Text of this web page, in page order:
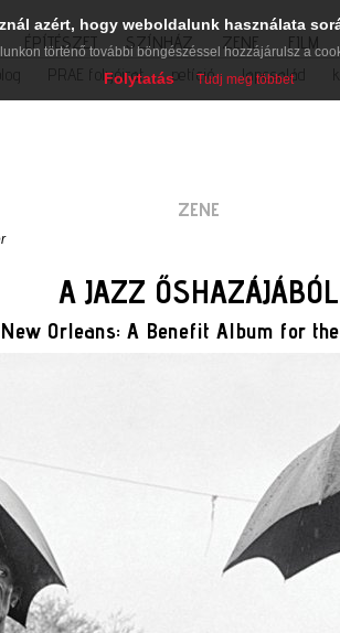
ÉPÍTÉSZET SZÍNHÁZ ZENE FILM
blog PRAE folyóirat petíció lapcsalád
ZENE
A JAZZ ŐSHAZÁJÁBÓL
Orleans: A Benefit Album for
azért, hogy weboldalunk használata
történő további böngészéssel hozzájárulsz a
Folytatás Tudj meg többet